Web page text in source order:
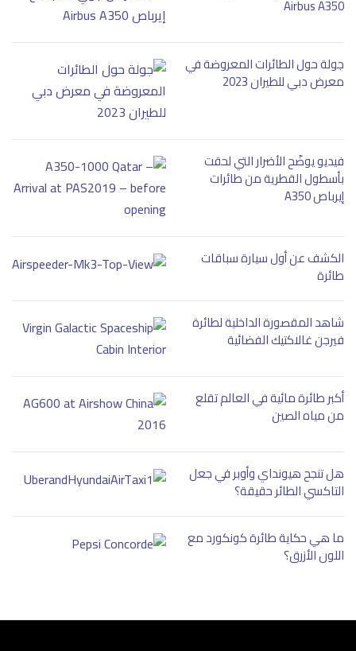
Airbus A350
جولة حول الطائرات المعروضة في
معرض دبي للطيران 2023
فيديو يوضّح الأضرار التي لحقت
بأسطول القطرية من طائرات
إيرباص A350
الكشف عن أول سيارة سباقات
طائرة
شاهد المقصورة الداخلية لطائرة
فيرجن غالاكتيك الفضائية
أكبر طائرة مائية في العالم تقلع
من مياه الصين
هل تنجح هيونداي وأوبر في جعل
التاكسي الطائر حقيقة؟
ما هي حكاية طائرة كونكورد مع
اللون الأزرق؟